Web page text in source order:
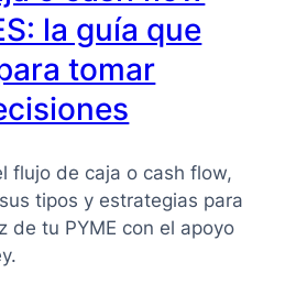
la guía que
tomar
flujo de caja o cash flow,
tipos y estrategias para
de tu PYME con el apoyo